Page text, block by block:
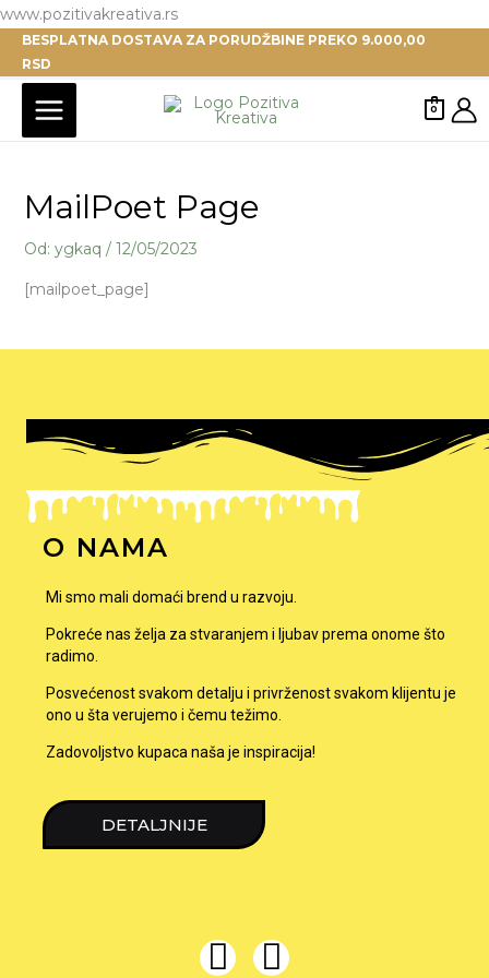
www.pozitivakreativa.rsPređi
na
BESPLATNA DOSTAVA ZA PORUDŽBINE PREKO 9.000,00
RSD
0
MailPoet Page
Od: ygkaq / 12/05/2023
[mailpoet_page]
I
F
O NAMA
Mi smo mali domaći brend u razvoju.
Pokreće nas želja za stvaranjem i ljubav prema onome što
radimo.
Posvećenost svakom detalju i privrženost svakom klijentu je
ono u šta verujemo i čemu težimo.
Zadovoljstvo kupaca naša je inspiracija!
DETALJNIJE